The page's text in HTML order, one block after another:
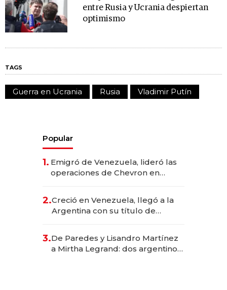
entre Rusia y Ucrania despiertan
optimismo
TAGS
Guerra en Ucrania Rusia Vladimir Putín
Popular
1. Emigró de Venezuela, lideró las
operaciones de Chevron en
2.Creció en Venezuela, llegó a la
Argentina con su título de
las marcas "fast premium"
3.De Paredes y Lisandro Martínez
a Mirtha Legrand: dos argentinos